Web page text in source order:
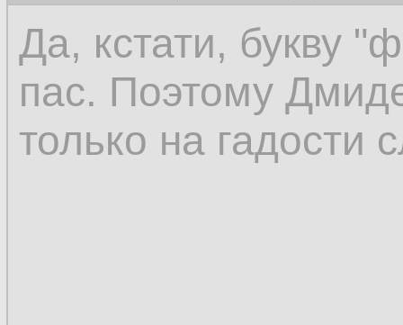
Да, кстати, букву
пас. Поэтому
только на гадости